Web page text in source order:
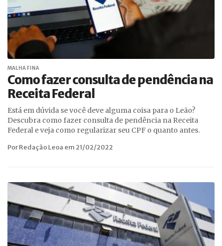
MALHA FINA
Como fazer consulta de pendência na
Receita Federal
Está em dúvida se você deve alguma coisa para o Leão?
Descubra como fazer consulta de pendência na Receita
Federal e veja como regularizar seu CPF o quanto antes.
Por Redação Leoa em 21/02/2022